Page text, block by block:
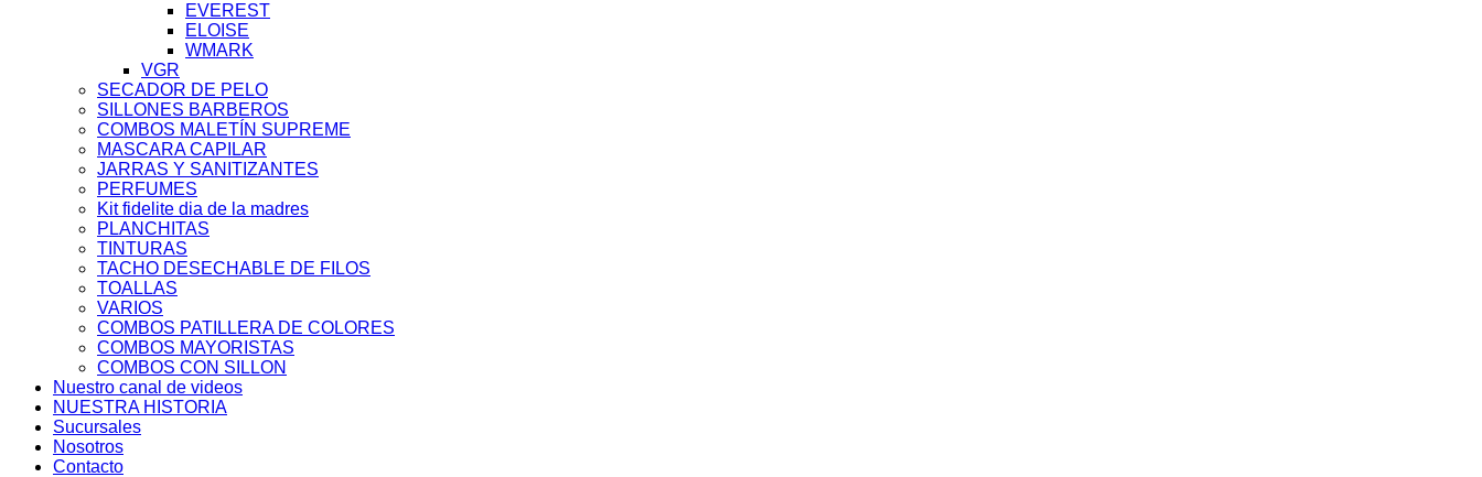
EVEREST
ELOISE
WMARK
VGR
SECADOR DE PELO
SILLONES BARBEROS
COMBOS MALETÍN SUPREME
MASCARA CAPILAR
JARRAS Y SANITIZANTES
PERFUMES
Kit fidelite dia de la madres
PLANCHITAS
TINTURAS
TACHO DESECHABLE DE FILOS
TOALLAS
VARIOS
COMBOS PATILLERA DE COLORES
COMBOS MAYORISTAS
COMBOS CON SILLON
Nuestro canal de videos
NUESTRA HISTORIA
Sucursales
Nosotros
Contacto